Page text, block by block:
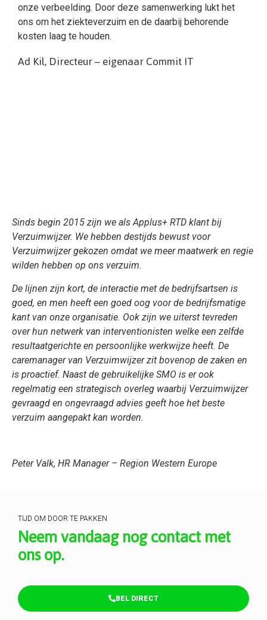
onze verbeelding. Door deze samenwerking lukt het
ons om het ziekteverzuim en de daarbij behorende
kosten laag te houden.
Ad Kil, Directeur – eigenaar Commit IT
Sinds begin 2015 zijn we als Applus+ RTD klant bij
Verzuimwijzer. We hebben destijds bewust voor
Verzuimwijzer gekozen omdat we meer maatwerk en regie
wilden hebben op ons verzuim.
De lijnen zijn kort, de interactie met de bedrijfsartsen is
goed, en men heeft een goed oog voor de bedrijfsmatige
kant van onze organisatie. Ook zijn we uiterst tevreden
over hun netwerk van interventionisten welke een zelfde
resultaatgerichte en persoonlijke werkwijze heeft. De
caremanager van Verzuimwijzer zit bovenop de zaken en
is proactief. Naast de gebruikelijke SMO is er ook
regelmatig een strategisch overleg waarbij Verzuimwijzer
gevraagd en ongevraagd advies geeft hoe het beste
verzuim aangepakt kan worden.
Peter Valk, HR Manager – Region Western Europe
TIJD OM DOOR TE PAKKEN
Neem vandaag nog contact met
ons op.
BEL DIRECT